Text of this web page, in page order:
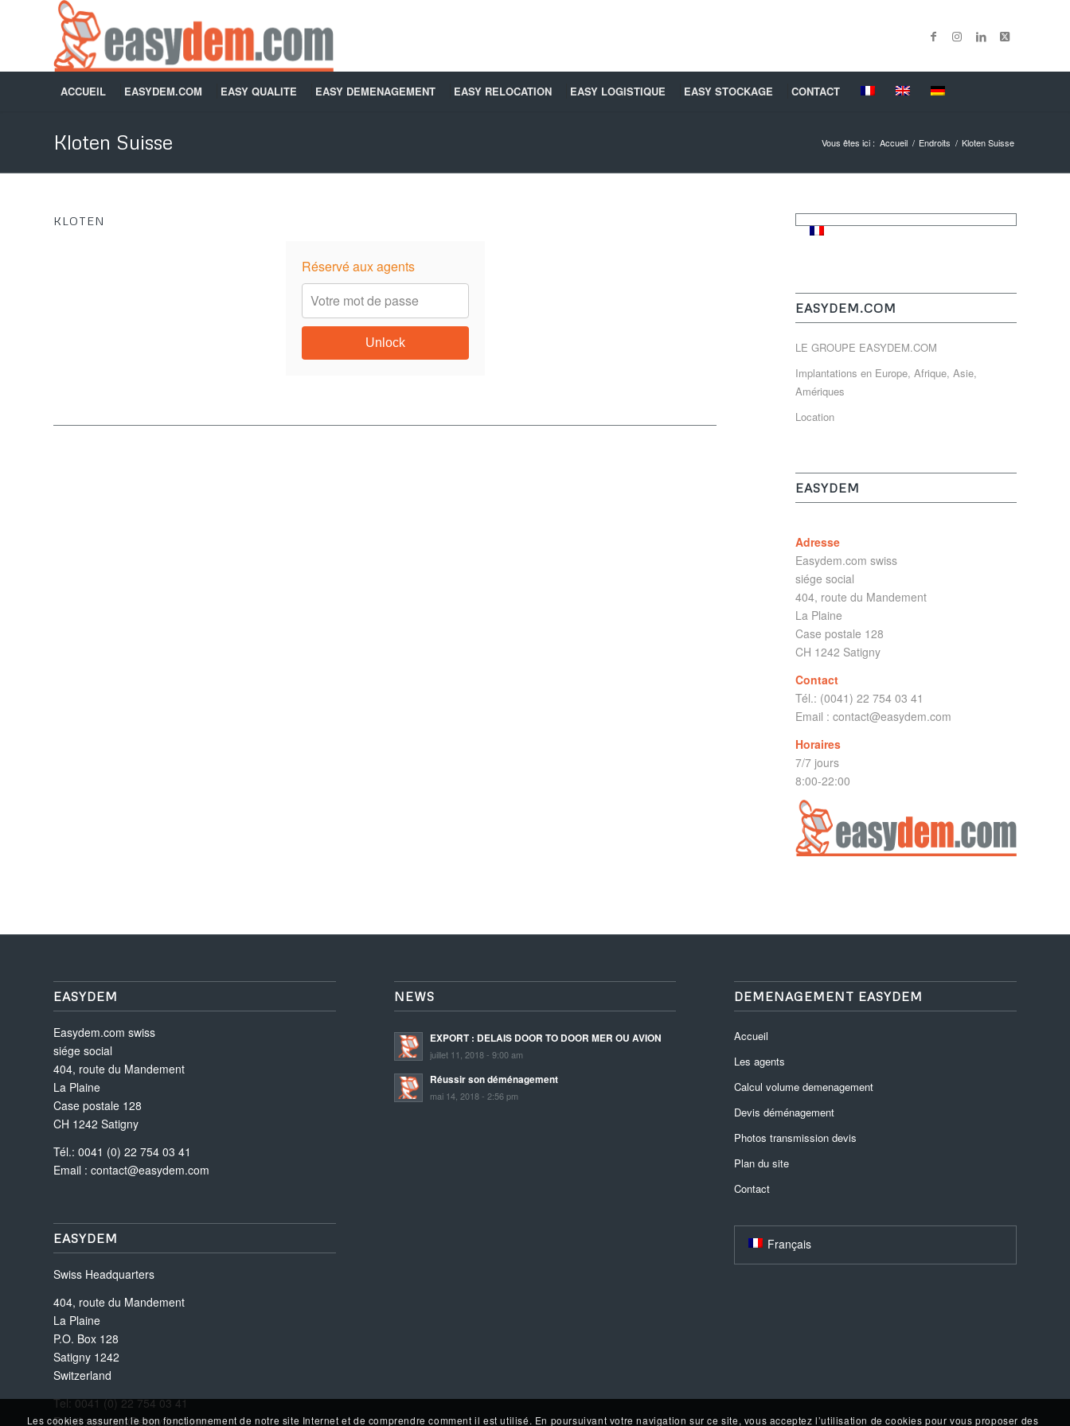
ACCUEIL EASYDEM.COM EASY QUALITE EASY DEMENAGEMENT EASY RELOCATION EASY LOGISTIQUE EASY STOCKAGE CONTACT
Kloten Suisse Vous êtes ici : Accueil / Endroits / Kloten Suisse
KLOTEN
Réservé aux agents
Unlock
EASYDEM.COM
LE GROUPE EASYDEM.COM
Implantations en Europe, Afrique, Asie,
Amériques
Location
EASYDEM
Adresse
Easydem.com swiss
siége social
404, route du Mandement
La Plaine
Case postale 128
CH 1242 Satigny
Contact
Tél.: (0041) 22 754 03 41
Email :contact@easydem.com
Horaires
7/7 jours
8:00-22:00
EASYDEM
Easydem.com swiss
siége social
404, route du Mandement
La Plaine
Case postale 128
CH 1242 Satigny
Tél.: 0041 (0) 22 754 03 41
Email : contact@easydem.com
EASYDEM
Swiss Headquarters
404, route du Mandement
La Plaine
P.O. Box 128
Satigny 1242
Switzerland
Tel: 0041 (0) 22 754 03 41
Email :contact@easydem.com
NEWS
EXPORT : DELAIS DOOR TO DOOR MER OU AVION
juillet 11, 2018 - 9:00 am
Réussir son déménagement
mai 14, 2018 - 2:56 pm
DEMENAGEMENT EASYDEM
Accueil
Les agents
Calcul volume demenagement
Devis déménagement
Photos transmission devis
Plan du site
Contact
Français
Les cookies assurent le bon fonctionnement de notre site Internet et de comprendre comment il est utilisé. En poursuivant votre navigation sur ce site, vous acceptez l’utilisation de cookies pour vous proposer des